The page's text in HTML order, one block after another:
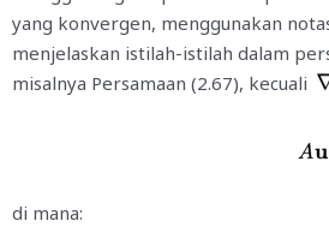
yang konvergen, menggunakan
menjelaskan istilah-istilah dalam
misalnya Persamaan (2.67), kecuali
di mana: